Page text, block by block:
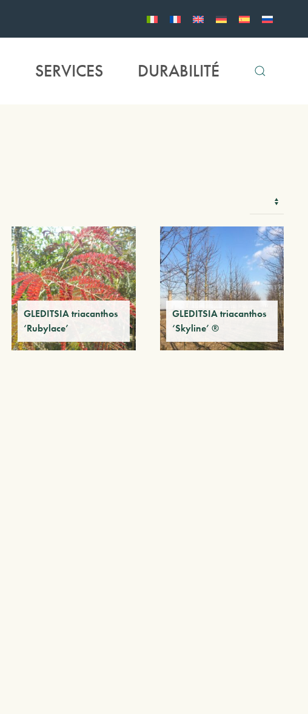
SERVICES DURABILITÉ
GLEDITSIA triacanthos
‘Rubylace’
GLEDITSIA triacanthos
‘Skyline’ ®